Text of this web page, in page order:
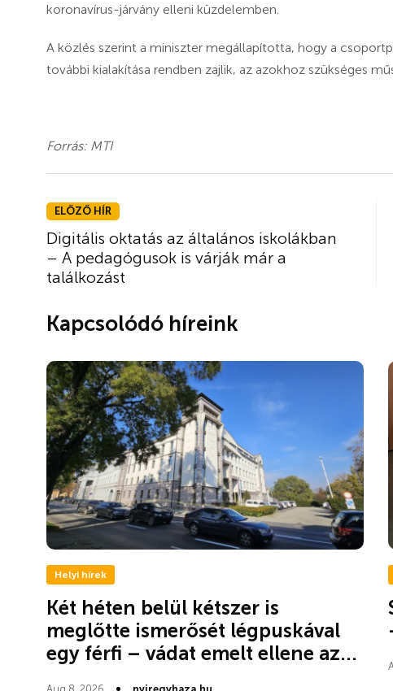
koronavírus-járvány elleni küzdelemben.
A közlés szerint a miniszter megállapította, hogy a
további kialakítása rendben zajlik, az azokhoz szükséges
Forrás: MTI
ELŐZŐ HÍR
Digitális oktatás az általános iskolákban
– A pedagógusok is várják már a
találkozást
Kapcsolódó híreink
Helyi hírek
Két héten belül kétszer is
meglőtte ismerősét légpuskával
egy férfi – vádat emelt ellene az...